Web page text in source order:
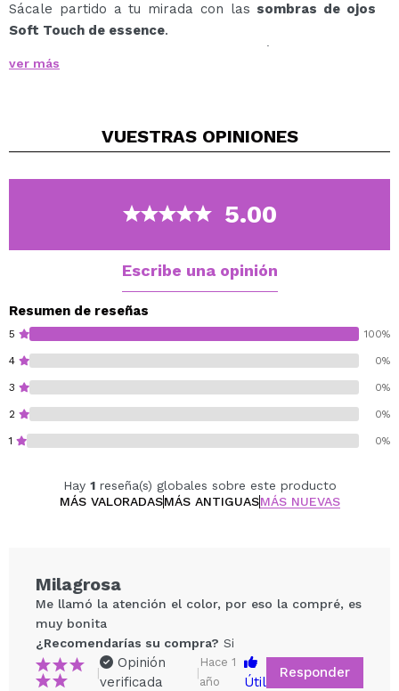
Sácale partido a tu mirada con las sombras de ojos
Soft Touch de essence.
Esta sombra de ojos individual está disponible en
diferentes tonos para que elijas el perfecto para
duración y ,uy pigmentadas.
ver más
VUESTRAS OPINIONES
5.00
Escribe una opinión
Resumen de reseñas
5 100%
4 0%
3 0%
2 0%
1 0%
Hay 1reseña(s) globales sobre este producto
MÁS VALORADASMÁS ANTIGUASMÁS NUEVAS
Milagrosa
Me llamó la atención el color, por eso la compré, es
muy bonita
¿Recomendarías su compra? Si
|
Opinión
verificada
|
Hace 1
año
Útil
Responder